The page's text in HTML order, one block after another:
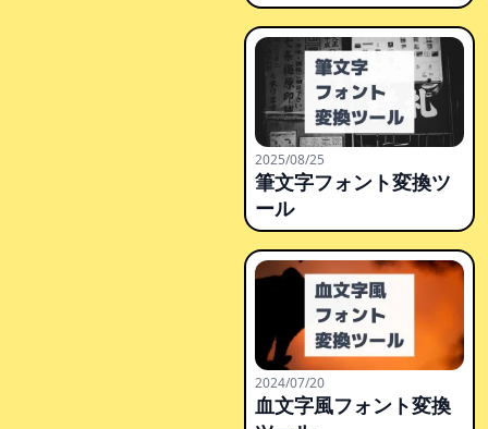
2025/08/25
筆文字フォント変換ツ
ール
2024/07/20
血文字風フォント変換